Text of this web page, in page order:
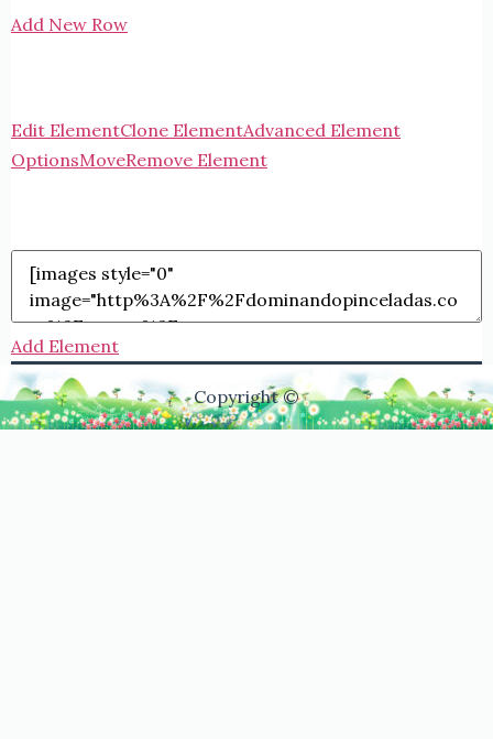
Add New Row
Edit ElementClone ElementAdvanced Element
OptionsMoveRemove Element
Add Element
Copyright ©